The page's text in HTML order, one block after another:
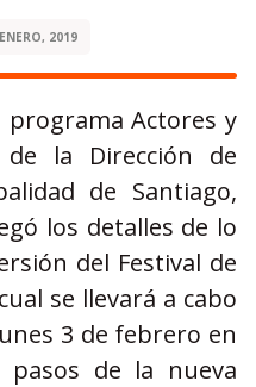
2019
programa Actores y
la Dirección de
de Santiago,
los detalles de lo
del Festival de
se llevará a cabo
3 de febrero en
de la nueva